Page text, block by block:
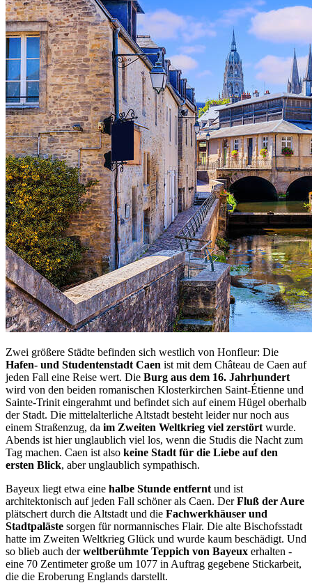
Zwei größere Städte befinden sich westlich von Honfleur: Die
Hafen- und Studentenstadt Caen ist mit dem Château de Caen auf
jeden Fall eine Reise wert. Die Burg aus dem 16. Jahrhundert
wird von den beiden romanischen Klosterkirchen Saint-Étienne und
Sainte-Trinit eingerahmt und befindet sich auf einem Hügel oberhalb
der Stadt. Die mittelalterliche Altstadt besteht leider nur noch aus
einem Straßenzug, da im Zweiten Weltkrieg viel zerstört wurde.
Abends ist hier unglaublich viel los, wenn die Studis die Nacht zum
Tag machen. Caen ist also keine Stadt für die Liebe auf den
ersten Blick, aber unglaublich sympathisch.
Bayeux liegt etwa eine halbe Stunde entfernt und ist
architektonisch auf jeden Fall schöner als Caen. DerFluß der Aure
plätschert durch die Altstadt und die Fachwerkhäuser und
Stadtpaläste sorgen für normannisches Flair. Die alte Bischofsstadt
hatte im Zweiten Weltkrieg Glück und wurde kaum beschädigt. Und
so blieb auch derweltberühmte Teppich von Bayeux erhalten -
eine 70 Zentimeter große um 1077 in Auftrag gegebene Stickarbeit,
die die Eroberung Englands darstellt.